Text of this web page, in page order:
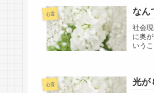
心霊 なん
社会
に奥
いう
心霊 光が